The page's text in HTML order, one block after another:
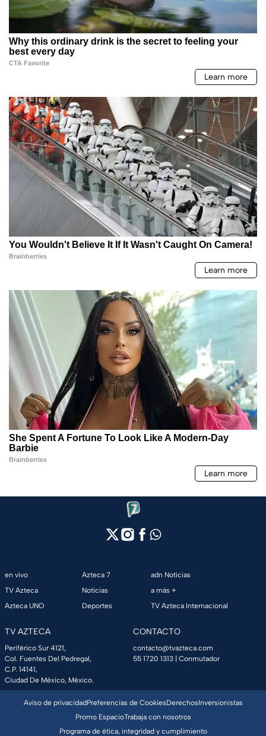
en vivo
TV Azteca
Azteca UNO
Azteca 7
Noticias
Deportes
adn Noticias
a más +
TV Azteca Internacional
TV AZTECA
Periférico Sur 4121,
Col. Fuentes Del Pedregal,
C.P. 14141,
Ciudad De México, México.
CONTACTO
contacto@tvazteca.com
55 1720 1313 | Conmutador
Aviso de privacidadPreferencias de CookiesDerechosInversionistas
Promo EspacioTrabaja con nosotros
Programa de ética, integridad y cumplimiento